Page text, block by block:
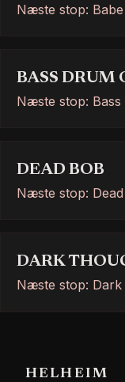
Næste stop:
BASS DRUM
Næste stop:
DEAD BOB
Næste stop:
DARK
Næste stop: Dark
HELHEIM